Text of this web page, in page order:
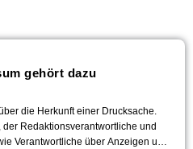
gehört dazu
die Herkunft einer Drucksache.
Redaktionsverantwortliche und
Verantwortliche über Anzeigen und